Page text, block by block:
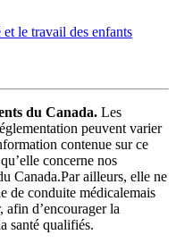
le travail des enfants
du Canada. Les
peuvent varier
contenue sur ce
concerne nos
Canada.Par ailleurs, elle ne
de conduite médicalemais
afin d’encourager la
santé qualifiés.